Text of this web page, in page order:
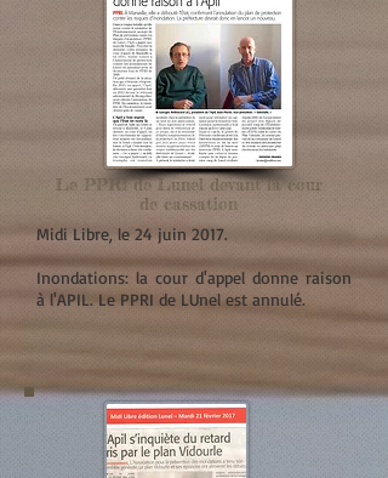
Le PPRI de Lunel devant la cour
de cassation
Midi Libre, le 24 juin 2017.
Inondations: la cour d'appel donne raison
à l'APIL. Le PPRI de LUnel est annulé.